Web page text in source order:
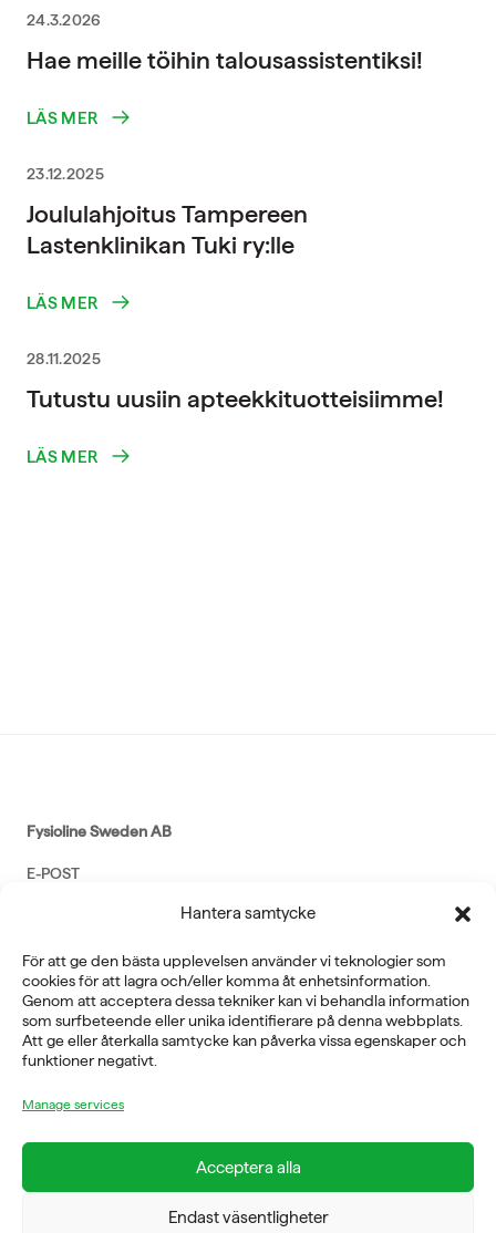
Hantera samtycke
För att ge den bästa upplevelsen använder vi teknologier som
cookies för att lagra och/eller komma åt enhetsinformation.
Genom att acceptera dessa tekniker kan vi behandla information
som surfbeteende eller unika identifierare på denna webbplats.
Att ge eller återkalla samtycke kan påverka vissa egenskaper och
funktioner negativt.
Manage services
Acceptera alla
Endast väsentligheter
24.3.2026
Hae meille töihin talousassistentiksi!
LÄS MER
23.12.2025
Joululahjoitus Tampereen
Lastenklinikan Tuki ry:lle
LÄS MER
28.11.2025
Tutustu uusiin apteekkituotteisiimme!
LÄS MER
Fysioline Sweden AB
E-POST
TELEFON
08-760 6100
ADRESS
VERKSAMHETSOMRÅDEN
REHABILITERING